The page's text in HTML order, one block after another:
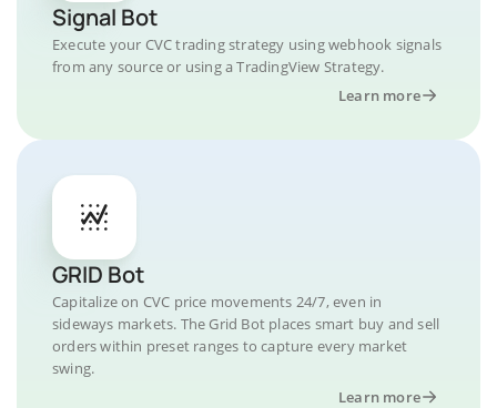
Signal Bot
Execute your CVC trading strategy using webhook signals
from any source or using a TradingView Strategy.
Learn more
GRID Bot
Capitalize on CVC price movements 24/7, even in
sideways markets. The Grid Bot places smart buy and sell
orders within preset ranges to capture every market
swing.
Learn more